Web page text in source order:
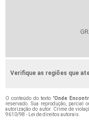
Verifique as regiões que
O conteúdo do texto "Onde
reservado. Sua reprodução,
autorização do autor. Crime de
9610/98 - Lei de direitos autorais